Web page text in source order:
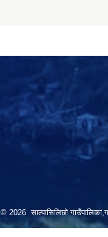
© 2026 साल्पासिलिछो